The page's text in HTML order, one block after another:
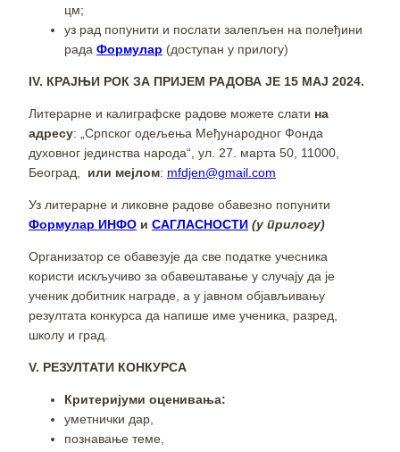
цм;
уз рад попунити и послати залепљен на полеђини
рада Формулар (доступан у прилогу)
IV. КРАЈЊИ РОК ЗА ПРИЈЕМ РАДОВА ЈЕ 15 МАЈ 2024.
Литерарне и калиграфске радове можете слати на
адресу: „Српског одељења Међународног Фонда
духовног јединства народа“, ул. 27. марта 50, 11000,
Београд, или мејлом: mfdjen@gmail.com
Уз литерарне и ликовне радове обавезно попунити
Формулар ИНФО и САГЛАСНОСТИ (у прилогу)
Организатор се обавезује да све податке учесника
користи искључиво за обавештавање у случају да је
ученик добитник награде, а у јавном објављивању
резултата конкурса да напише име ученика, разред,
школу и град.
V. РЕЗУЛТАТИ КОНКУРСА
Критеријуми оценивања:
уметнички дар,
познавање теме,